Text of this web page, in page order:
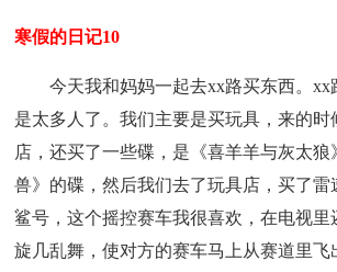
寒假的日记10
今天我和妈妈一起去xx路买东西。xx
是太多人了。我们主要是买玩具，来的时
店，还买了一些碟，是《喜羊羊与灰太
兽》的碟，然后我们去了玩具店，买了雷
鲨号，这个摇控赛车我很喜欢，在电视里
旋几乱舞，使对方的赛车马上从赛道里飞